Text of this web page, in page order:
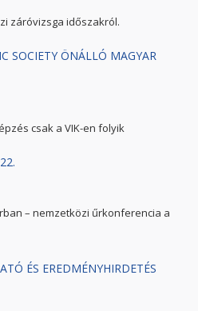
záróvizsga időszakról.
SOCIETY ÖNÁLLÓ MAGYAR
csak a VIK-en folyik
– nemzetközi űrkonferencia a
ÉS EREDMÉNYHIRDETÉS